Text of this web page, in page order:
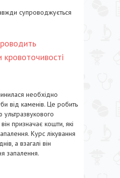
супроводжується
необхідно
від каменів. Це робить
призначає кошти, які
Курс лікування
а взагалі він
запалення.